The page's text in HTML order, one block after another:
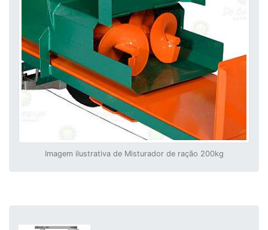
Imagem ilustrativa de Misturador de ração 200kg